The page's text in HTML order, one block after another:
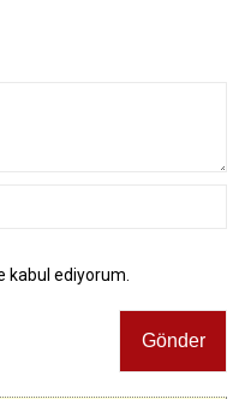
kabul ediyorum.